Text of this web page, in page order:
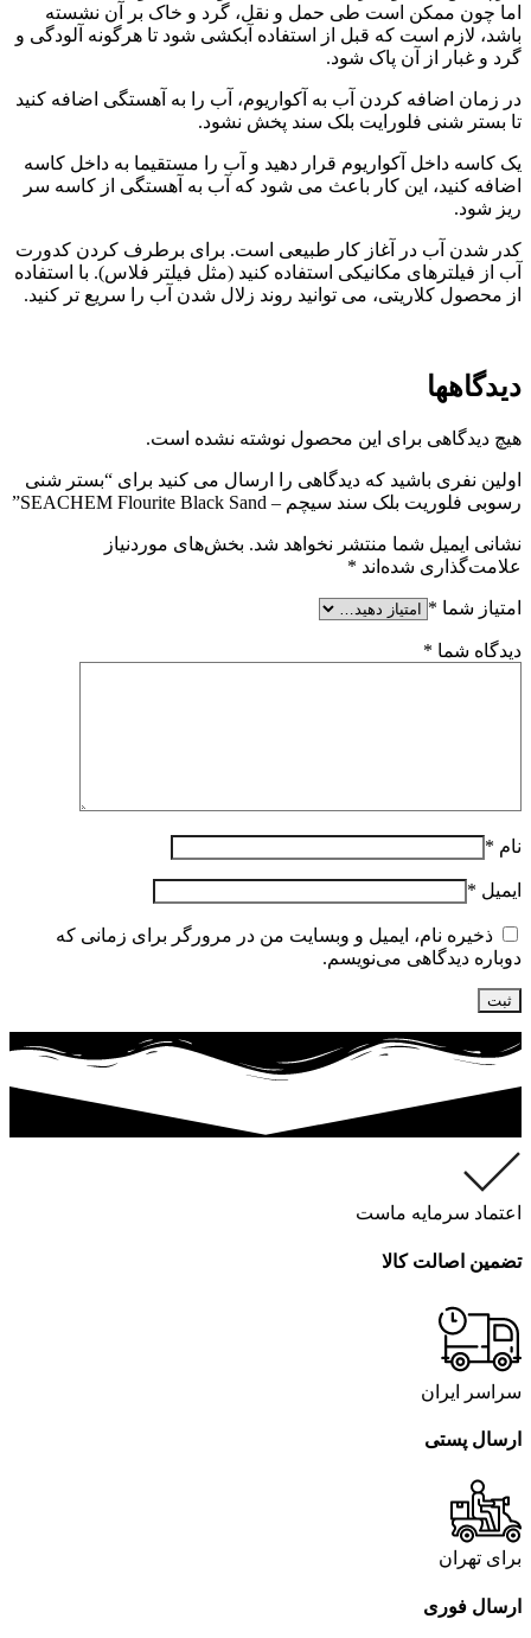
اما چون ممکن است طی حمل و نقل، گرد و خاک بر آن نشسته
باشد، لازم است که قبل از استفاده آبکشی شود تا هرگونه آلودگی و
گرد و غبار از آن پاک شود.
در زمان اضافه کردن آب به آکواریوم، آب را به آهستگی اضافه کنید
تا بستر شنی فلورایت بلک سند پخش نشود.
یک کاسه داخل آکواریوم قرار دهید و آب را مستقیما به داخل کاسه
اضافه کنید، این کار باعث می شود که آب به آهستگی از کاسه سر
ریز شود.
کدر شدن آب در آغاز کار طبیعی است. برای برطرف کردن کدورت
آب از فیلترهای مکانیکی استفاده کنید (مثل فیلتر فلاس). با استفاده
از محصول کلاریتی، می توانید روند زلال شدن آب را سریع تر کنید.
دیدگاهها
هیچ دیدگاهی برای این محصول نوشته نشده است.
اولین نفری باشید که دیدگاهی را ارسال می کنید برای “بستر شنی
رسوبی فلوریت بلک سند سیچم – SEACHEM Flourite Black Sand”
نشانی ایمیل شما منتشر نخواهد شد. بخش‌های موردنیاز
علامت‌گذاری شده‌اند *
امتیاز شما *
دیدگاه شما *
نام *
ایمیل *
ذخیره نام، ایمیل و وبسایت من در مرورگر برای زمانی که
دوباره دیدگاهی می‌نویسم.
اعتماد سرمایه ماست
تضمین اصالت کالا
سراسر ایران
ارسال پستی
برای تهران
ارسال فوری